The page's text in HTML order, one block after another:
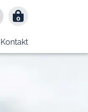
0
Kontakt